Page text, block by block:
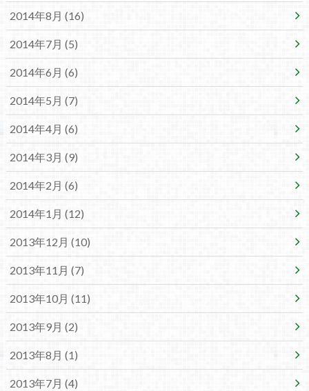
2014年8月 (16)
2014年7月 (5)
2014年6月 (6)
2014年5月 (7)
2014年4月 (6)
2014年3月 (9)
2014年2月 (6)
2014年1月 (12)
2013年12月 (10)
2013年11月 (7)
2013年10月 (11)
2013年9月 (2)
2013年8月 (1)
2013年7月 (4)